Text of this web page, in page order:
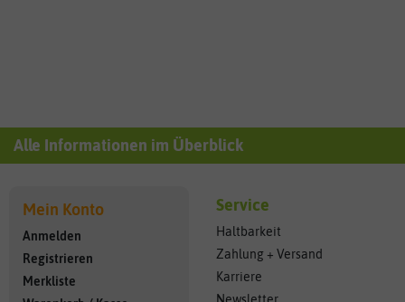
Alle Informationen im Überblick
Mein Konto
Anmelden
Registrieren
Merkliste
Service
Haltbarkeit
Zahlung + Versand
Karriere